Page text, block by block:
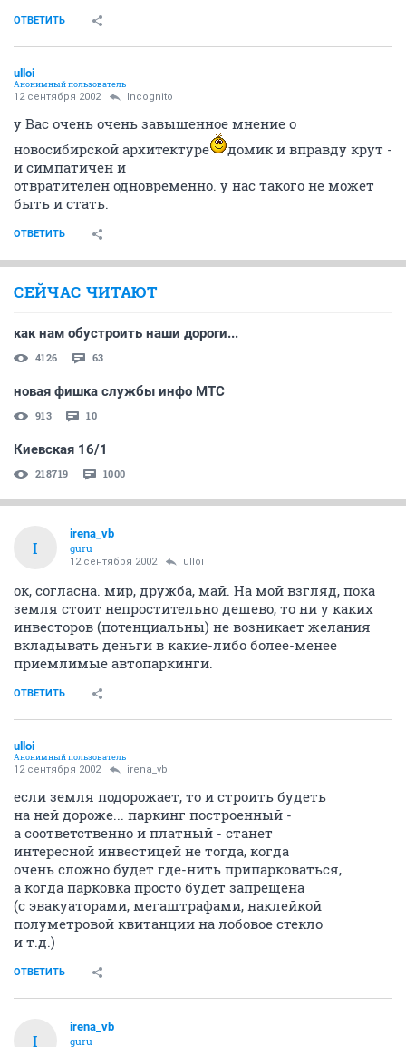
ОТВЕТИТЬ
ulloi
Анонимный пользователь
12 сентября 2002 Incognito
у Вас очень очень завышенное мнение о
новосибирской архитектуре
домик и вправду крут -
и симпатичен и
отвратителен одновременно. у нас такого не может
быть и стать.
ОТВЕТИТЬ
СЕЙЧАС ЧИТАЮТ
как нам обустроить наши дороги...
4126 63
новая фишка службы инфо МТС
913 10
Киевская 16/1
218719 1000
I
irena_vb
guru
12 сентября 2002 ulloi
ок, согласна. мир, дружба, май. На мой взгляд, пока
земля стоит непростительно дешево, то ни у каких
инвесторов (потенциальны) не возникает желания
вкладывать деньги в какие-либо более-менее
приемлимые автопаркинги.
ОТВЕТИТЬ
ulloi
Анонимный пользователь
12 сентября 2002 irena_vb
если земля подорожает, то и строить будеть
на ней дороже... паркинг построенный -
а соответственно и платный - станет
интересной инвестицей не тогда, когда
очень сложно будет где-нить припарковаться,
а когда парковка просто будет запрещена
(с эвакуаторами, мегаштрафами, наклейкой
полуметровой квитанции на лобовое стекло
и т.д.)
ОТВЕТИТЬ
I
irena_vb
guru